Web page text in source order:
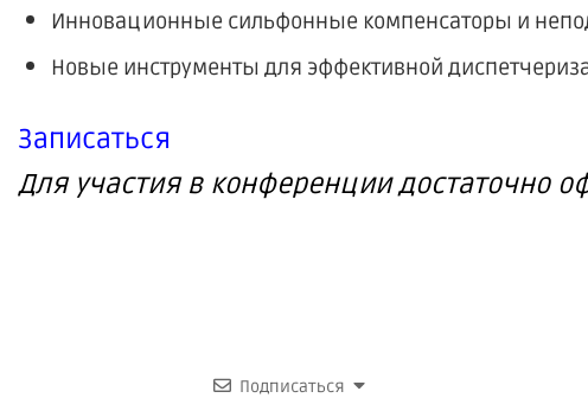
Инновационные сильфонные компенсаторы и
Новые инструменты для эффективной
Записаться
Для участия в конференции достаточно
Подписаться